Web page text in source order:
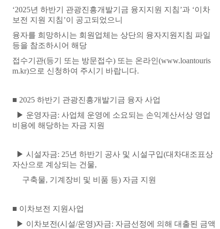
‘2025년 하반기 관광진흥개발기금 융지지원 지침’과 ‘이차
보전 지원 지침’이 공고되었으니
융자를 희망하시는 회원업체는 상단의 융자지원지침 파일
등을 참조하시어 해당
접수기관(등기 또는 방문접수) 또는 온라인 (www.loantouris
m.kr)으로 신청하여 주시기 바랍니다.
■ 2025 하반기 관광진흥개발기금 융자 사업
▶ 운영자금: 사업체 운영에 소요되는 손익계산서상 영업
비용에 해당하는 자금 지원
▶ 시설자금: 25년 하반기 공사 및 시설구입(대차대조표상
자산으로 계상되는 건물,
구축물, 기계장비 및 비품 등) 자금 지원
■ 이차보전 지원사업
▶ 이차보전(시설/운영)자금: 자금선정에 의해 대출된 금액